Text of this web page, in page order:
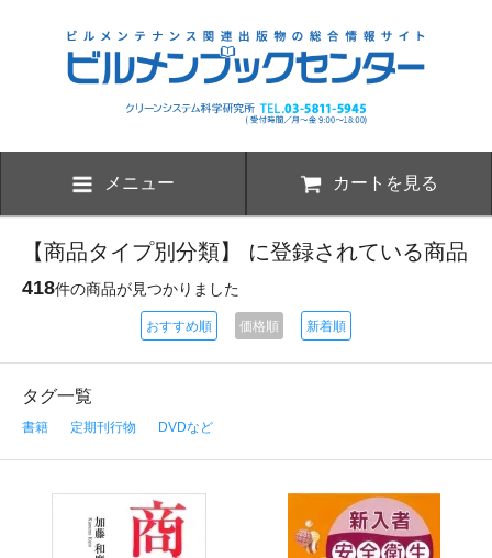
メニュー カートを見る
【商品タイプ別分類】 に登録されている商品
418件の商品が見つかりました
おすすめ順 価格順 新着順
タグ一覧
書籍 定期刊行物 DVDなど